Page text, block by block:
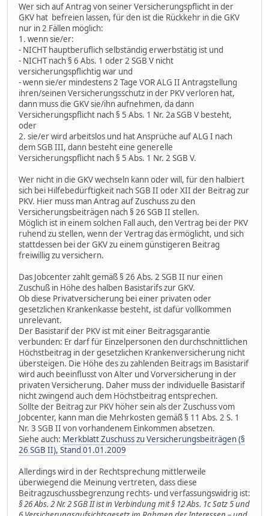
Wer sich auf Antrag von seiner Versicherungspflicht in der
GKV hat befreien lassen, für den ist die Rückkehr in die GKV
nur in 2 Fällen möglich:
1. wenn sie/er:
- NICHT hauptberuflich selbständig erwerbstätig ist und
- NICHT nach § 6 Abs. 1 oder 2 SGB V nicht
versicherungspflichtig war und
- wenn sie/er mindestens 2 Tage VOR ALG II Antragstellung
ihren/seinen Versicherungsschutz in der PKV verloren hat,
dann muss die GKV sie/ihn aufnehmen, da dann
Versicherungspflicht nach § 5 Abs. 1 Nr. 2a SGB V besteht,
oder
2. sie/er wird arbeitslos und hat Ansprüche auf ALG I nach
dem SGB III, dann besteht eine generelle
Versicherungspflicht nach § 5 Abs. 1 Nr. 2 SGB V.
Wer nicht in die GKV wechseln kann oder will, für den halbiert
sich bei Hilfebedürftigkeit nach SGB II oder XII der Beitrag zur
PKV. Hier muss man Antrag auf Zuschuss zu den
Versicherungsbeiträgen nach § 26 SGB II stellen.
Möglich ist in einem solchen Fall auch, den Vertrag bei der PKV
ruhend zu stellen, wenn der Vertrag das ermöglicht, und sich
stattdessen bei der GKV zu einem günstigeren Beitrag
freiwillig zu versichern.
Das Jobcenter zahlt gemäß § 26 Abs. 2 SGB II nur einen
Zuschuß in Höhe des halben Basistarifs zur GKV.
Ob diese Privatversicherung bei einer privaten oder
gesetzlichen Krankenkasse besteht, ist dafür vollkommen
unrelevant.
Der Basistarif der PKV ist mit einer Beitragsgarantie
verbunden: Er darf für Einzelpersonen den durchschnittlichen
Höchstbeitrag in der gesetzlichen Krankenversicherung nicht
übersteigen. Die Höhe des zu zahlenden Beitrags im Basistarif
wird auch beeinflusst von Alter und Vorversicherung in der
privaten Versicherung. Daher muss der individuelle Basistarif
nicht zwingend auch dem Höchstbeitrag entsprechen.
Sollte der Beitrag zur PKV höher sein als der Zuschuss vom
Jobcenter, kann man die Mehrkosten gemäß § 11 Abs. 2 S. 1
Nr. 3 SGB II von vorhandenem Einkommen absetzen.
Siehe auch: Merkblatt Zuschuss zu Versicherungsbeiträgen (§
26 SGB II), Stand 01.01.2009
Allerdings wird in der Rechtsprechung mittlerweile
überwiegend die Meinung vertreten, dass diese
Beitragzuschussbegrenzung rechts- und verfassungswidrig ist:
§ 26 Abs. 2 Nr. 2 SGB II ist in Verbindung mit § 12 Abs. 1c Satz 5 und